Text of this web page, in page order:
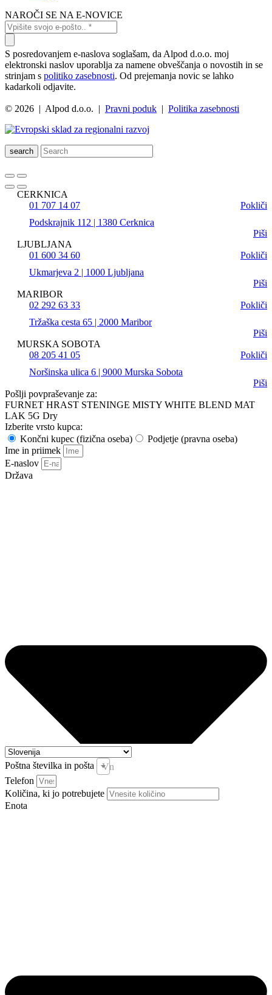
NAROČI SE NA E-NOVICE
S posredovanjem e-naslova soglašam, da Alpod d.o.o. moj
elektronski naslov uporablja za namene obveščanja o novostih in se
strinjam s politiko zasebnosti. Od prejemanja novic se lahko
kadarkoli odjavite.
© 2026 | Alpod d.o.o. | Pravni poduk | Politika zasebnosti
search
CERKNICA
01 707 14 07
Pokliči
Podskrajnik 112 | 1380 Cerknica
Piši
LJUBLJANA
01 600 34 60
Pokliči
Ukmarjeva 2 | 1000 Ljubljana
Piši
MARIBOR
02 292 63 33
Pokliči
Tržaška cesta 65 | 2000 Maribor
Piši
MURSKA SOBOTA
08 205 41 05
Pokliči
Noršinska ulica 6 | 9000 Murska Sobota
Piši
Pošlji povpraševanje za:
FURNET HRAST STENINGE MISTY WHITE BLEND MAT
LAK 5G Dry
Izberite vrsto kupca:
Končni kupec (fizična oseba)
Podjetje (pravna oseba)
Ime in priimek
E-naslov
Država
Poštna številka in pošta
Vnesite pošto in kraj *
Telefon
Količina, ki jo potrebujete
Enota